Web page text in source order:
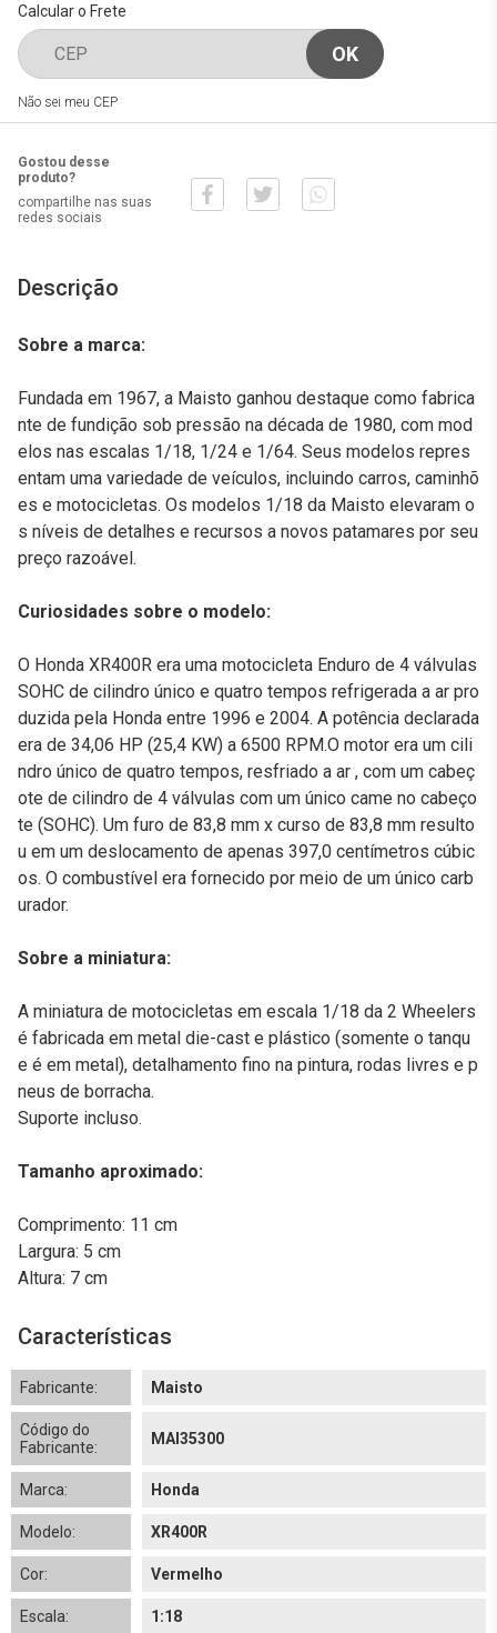
Calcular o Frete
Não sei meu CEP
Gostou desse
produto?
compartilhe nas suas
redes sociais
Descrição
Sobre a marca:
Fundada em 1967, a Maisto ganhou destaque como fabrica
nte de fundição sob pressão na década de 1980, com mod
elos nas escalas 1/18, 1/24 e 1/64. Seus modelos repres
entam uma variedade de veículos, incluindo carros, caminhõ
es e motocicletas. Os modelos 1/18 da Maisto elevaram o
s níveis de detalhes e recursos a novos patamares por seu
preço razoável.
Curiosidades sobre o modelo:
O Honda XR400R era uma motocicleta Enduro de 4 válvulas
SOHC de cilindro único e quatro tempos refrigerada a ar pro
duzida pela Honda entre 1996 e 2004. A potência declarada
era de 34,06 HP (25,4 KW) a 6500 RPM.O motor era um cili
ndro único de quatro tempos, resfriado a ar , com um cabeç
ote de cilindro de 4 válvulas com um único came no cabeço
te (SOHC). Um furo de 83,8 mm x curso de 83,8 mm resulto
u em um deslocamento de apenas 397,0 centímetros cúbic
os. O combustível era fornecido por meio de um único carb
urador.
Sobre a miniatura:
A miniatura de motocicletas em escala 1/18 da 2 Wheelers
é fabricada em metal die-cast e plástico (somente o tanqu
e é em metal), detalhamento fino na pintura, rodas livres e p
neus de borracha.
Suporte incluso.
Tamanho aproximado:
Comprimento: 11 cm
Largura: 5 cm
Altura: 7 cm
Características
Fabricante: Maisto
Código do
Fabricante:
MAI35300
Marca: Honda
Modelo: XR400R
Cor: Vermelho
Escala: 1:18